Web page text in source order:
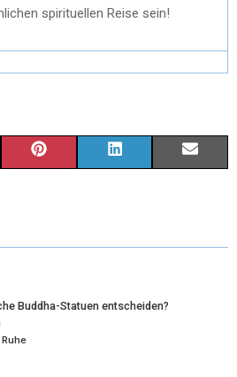
spirituellen Reise sein!
T
R
K
D
I
Buddha-Statuen entscheiden?